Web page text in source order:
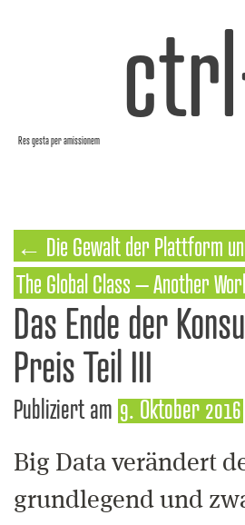
Res gesta per amissionem
← Die Gewalt der Plattform
The Global Class – Another
Das Ende der
Preis Teil III
Publiziert am 9. Oktober 2016
Big Data verändert
grundlegend und